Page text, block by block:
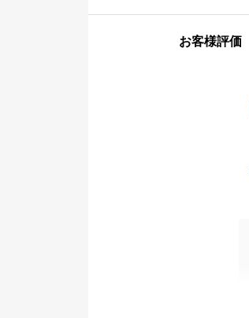
お客様評価